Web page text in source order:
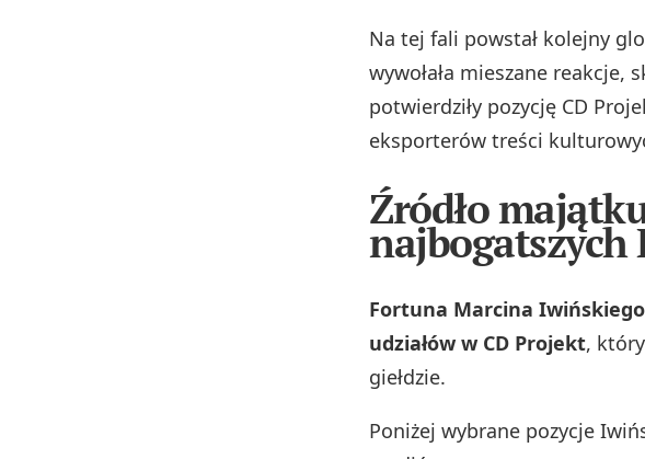
Na tej fali powstał kolejny
wywołała mieszane
potwierdziły pozycję CD
eksporterów treści
Źródło
najbogatszych
Fortuna Marcina
udziałów w CD Projekt,
giełdzie.
Poniżej wybrane pozycje